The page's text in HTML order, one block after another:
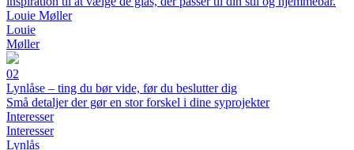
Louie Møller
Louie
Møller
02
Lynlåse – ting du bør vide, før du beslutter dig
Små detaljer der gør en stor forskel i dine syprojekter
Interesser
Interesser
Lynlås